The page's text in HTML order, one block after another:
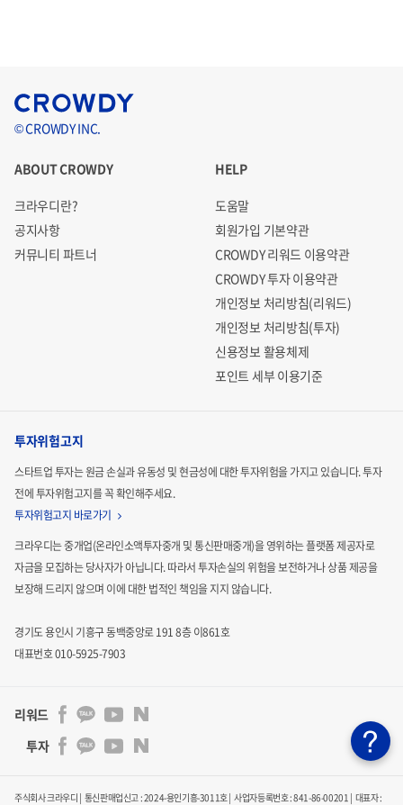
© CROWDY INC.
ABOUT CROWDY
크라우디란?
공지사항
커뮤니티 파트너
HELP
도움말
회원가입 기본약관
CROWDY 리워드 이용약관
CROWDY 투자 이용약관
개인정보 처리방침(리워드)
개인정보 처리방침(투자)
신용정보 활용체제
포인트 세부 이용기준
투자위험고지
스타트업 투자는 원금 손실과 유동성 및 현금성에 대한 투자위험을 가지고 있습니다.투자
전에 투자위험고지를 꼭 확인해주세요.
투자위험고지 바로가기
크라우디는 중개업(온라인소액투자중개 및 통신판매중개)을 영위하는 플랫폼 제공자로
자금을 모집하는당사자가 아닙니다. 따라서 투자손실의 위험을 보전하거나 상품 제공을
보장해 드리지 않으며 이에 대한 법적인 책임을 지지 않습니다.
경기도 용인시 기흥구 동백중앙로 191 8층 이861호
대표번호 010-5925-7903
리워드
투자
주식회사 크라우디 | 통신판매업신고 : 2024-용인기흥-3011호 | 사업자등록번호 : 841-86-00201 | 대표자 :